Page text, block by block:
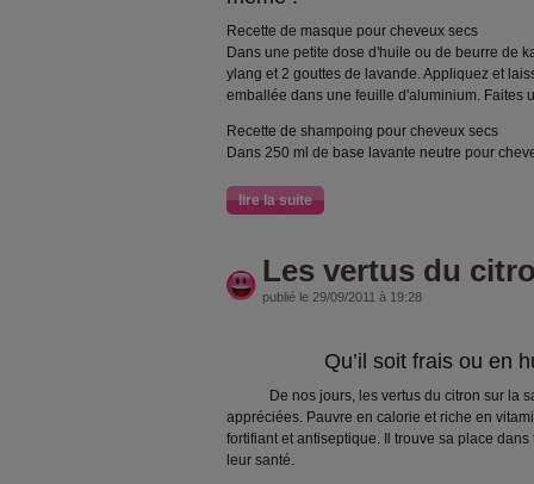
Recette de masque pour cheveux secs
Dans une petite dose d'huile ou de beurre de
ylang et 2 gouttes de lavande. Appliquez et
emballée dans une feuille d'aluminium. Faites
Recette de shampoing pour cheveux secs
Dans 250 ml de base lavante neutre pour
lire la suite
Les vertus du
publié le 29/09/2011 à 19:28
Qu’il soit frais ou en
De nos jours, les vertus du citron sur la
appréciées. Pauvre en calorie et riche en
fortifiant et antiseptique. Il trouve sa place
leur santé.